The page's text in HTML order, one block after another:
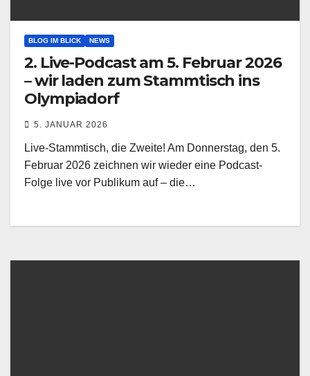
BLOG IM BLICK NEWS
2. Live-Podcast am 5. Februar 2026
– wir laden zum Stammtisch ins
Olympiadorf
5. JANUAR 2026
Live-Stammtisch, die Zweite! Am Donnerstag, den 5.
Februar 2026 zeichnen wir wieder eine Podcast-
Folge live vor Publikum auf – die…